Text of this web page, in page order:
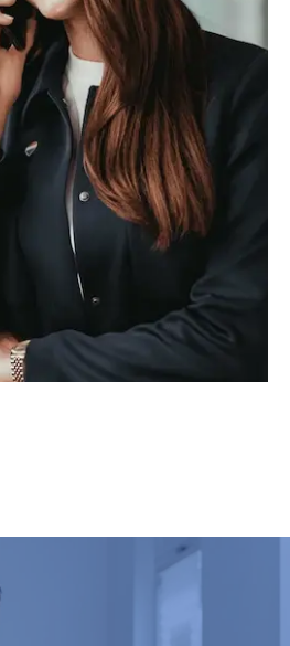
nuove vette nella tua carriera
come partner ideale per il tuo
saperne di più sulle incredibili
in REMAX.
del settore
della tua Agenzia
da parte di REMAX Italia
che prevede
post apertura, programma
promozione marketing,
gestione aziendale
aggiornamento continui